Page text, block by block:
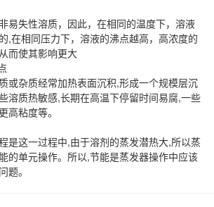
失性溶质，因此，在相同的温度下，溶液
,在相同压力下，溶液的沸点越高，高浓度的
而使其影响更大
杂质经常加热表面沉积,形成一个规模层沉
溶质热敏感,长期在高温下停留时间易腐,一些
高粘度等。
这一过程中,由于溶剂的蒸发潜热大,所以蒸
的单元操作。所以,节能是蒸发器操作中应该
题。